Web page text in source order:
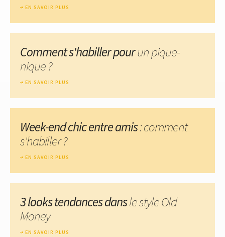
EN SAVOIR PLUS
Comment s'habiller pourun pique-
nique ?
EN SAVOIR PLUS
Week-end chic entre amis: comment
s'habiller ?
EN SAVOIR PLUS
3 looks tendances dansle style Old
Money
EN SAVOIR PLUS